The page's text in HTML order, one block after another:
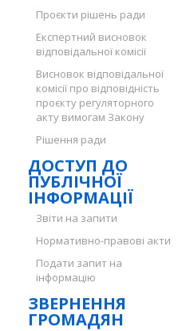
Проєкти рішень ради
Експертний висновок
відповідальної комісії
Висновок відповідальної
комісії про відповідність
проєкту регуляторного
акту вимогам Закону
Рішення ради
ДОСТУП ДО
ПУБЛІЧНОЇ
ІНФОРМАЦІЇ
Звіти на запити
Нормативно-правові акти
Подати запит на
інформацію
ЗВЕРНЕННЯ
ГРОМАДЯН